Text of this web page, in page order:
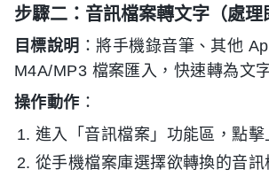
步驟二：音訊檔案轉文字（處理
目標說明 ：將手機錄音筆、其他
M4A/MP3 檔案匯入，快速轉為文
操作動作 ：
進入「音訊檔案」功能區，點擊
從手機檔案庫選擇欲轉換的音訊